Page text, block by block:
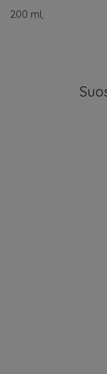
200 ml,